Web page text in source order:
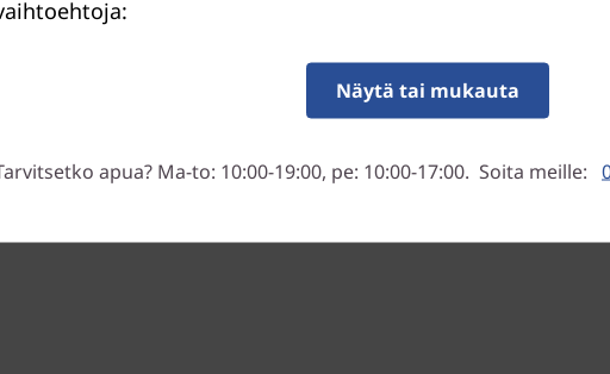
on
Monipuolisessa ja
yhdistyvät alan johtavat laitteistot,
lisäävät tietoturvaasi. ThinkCentre
on myös mukautettavat
BIOS-pohjainen älykäs USB-suojaus,
salaustekniikka ja
estämään varkaudet.
Näytä tai mukauta
apua? Ma-to: 10:00-19:00, pe: 10:00-17:00. Soita meille: